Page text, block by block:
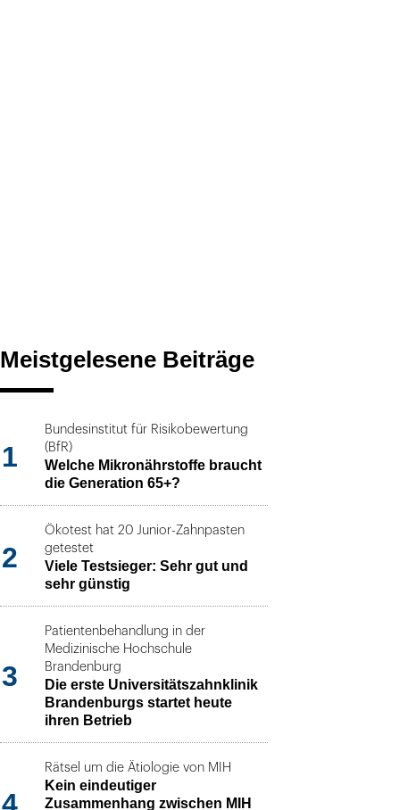
Meistgelesene Beiträge
1
Bundesinstitut für Risikobewertung
(BfR)
Welche Mikronährstoffe braucht
die Generation 65+?
2
Ökotest hat 20 Junior-Zahnpasten
getestet
Viele Testsieger: Sehr gut und
sehr günstig
3
Patientenbehandlung in der
Medizinische Hochschule
Brandenburg
Die erste Universitätszahnklinik
Brandenburgs startet heute
ihren Betrieb
4
Rätsel um die Ätiologie von MIH
Kein eindeutiger
Zusammenhang zwischen MIH